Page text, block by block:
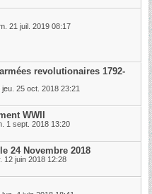
21 juil. 2019 08:17
revolutionaires 1792-
jeu. 25 oct. 2018 23:21
WWII
1 sept. 2018 13:20
24 Novembre 2018
12 juin 2018 12:28